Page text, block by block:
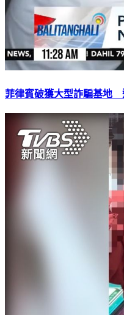
菲律賓破獲大型詐騙基地